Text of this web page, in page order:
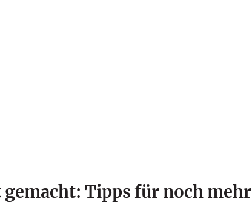
Tipps für noch mehr